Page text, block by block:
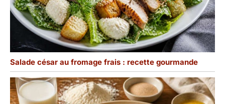
Salade césar au fromage frais : recette gourmande